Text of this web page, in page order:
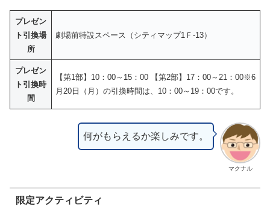
プレゼン
ト引換場
所
劇場前特設スペース（シティマップ1Ｆ-13）
プレゼン
ト引換時
間
【第1部】10：00～15：00 【第2部】17：00～21：00※6
月20日（月）の引換時間は、10：00～19：00です。
マクナル
何がもらえるか楽しみです。
限定アクティビティ